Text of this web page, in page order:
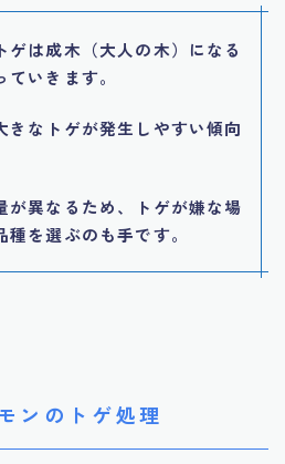
ゲは成木（大人の木）になる
いきます。
きなトゲが発生しやすい傾向
が異なるため、トゲが嫌な場
を選ぶのも手です。
ンのトゲ処理